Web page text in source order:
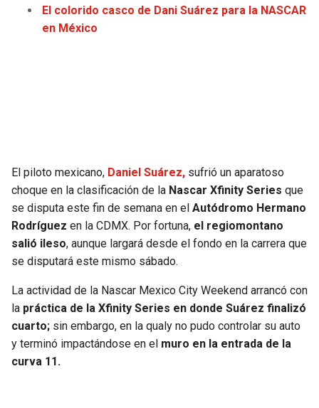
JAGUARS
COMMANDERS
CARDINALS
49ERS
SEAHAWKS
WIZARDS
KINGS
MAVERICKS
GRIZZLIES
PELICANS
El colorido casco de Dani Suárez para la NASCAR
en México
El piloto mexicano, Daniel Suárez, sufrió un aparatoso
choque en la clasificación de la Nascar Xfinity Series que
se disputa este fin de semana en el Autódromo Hermano
Rodríguez en la CDMX. Por fortuna, el regiomontano
salió ileso, aunque largará desde el fondo en la carrera que
se disputará este mismo sábado.
La actividad de la Nascar Mexico City Weekend arrancó con
la práctica de la Xfinity Series en donde Suárez finalizó
cuarto; sin embargo, en la qualy no pudo controlar su auto
y terminó impactándose en el muro en la entrada de la
curva 11.